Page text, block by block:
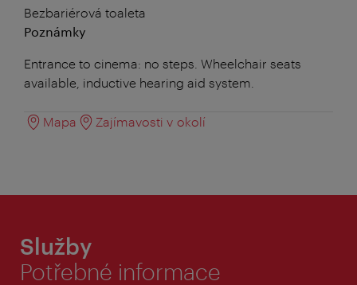
Bezbariérová toaleta
Poznámky
Entrance to cinema: no steps. Wheelchair seats
available, inductive hearing aid system.
Mapa Zajímavosti v okolí
Služby
Potřebné informace